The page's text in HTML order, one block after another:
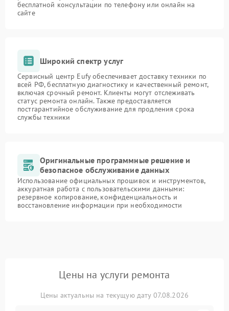
бесплатной консультации по телефону или онлайн на
сайте
Широкий спектр услуг
Сервисный центр Eufy обеспечивает доставку техники по
всей РФ, бесплатную диагностику и качественный ремонт,
включая срочный ремонт. Клиенты могут отслеживать
статус ремонта онлайн. Также предоставляется
постгарантийное обслуживание для продления срока
службы техники
Оригинальные программные решение и
безопасное обслуживание данных
Использование официальных прошивок и инструментов,
аккуратная работа с пользовательскими данными:
резервное копирование, конфиденциальность и
восстановление информации при необходимости
Цены на услуги ремонта
Цены актуальны на текущую дату 07.08.2026